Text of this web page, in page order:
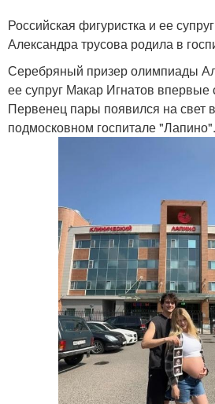
Российская фигуристка и ее
Александра трусова родила в
Серебряный призер олимпиады
ее супруг Макар Игнатов впервые
Первенец пары появился на свет
подмосковном госпитале "Лапино".